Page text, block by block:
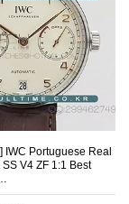
IWC Portuguese Real
V4 ZF 1:1 Best